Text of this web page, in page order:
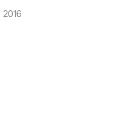
2016